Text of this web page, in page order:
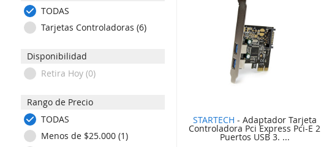
TODAS
Tarjetas Controladoras (6)
Disponibilidad
Retira Hoy (0)
Rango de Precio
TODAS
Menos de $25.000 (1)
STARTECH - Adaptador Tarjeta
Controladora Pci Express Pci-E 2
Puertos USB 3. ...